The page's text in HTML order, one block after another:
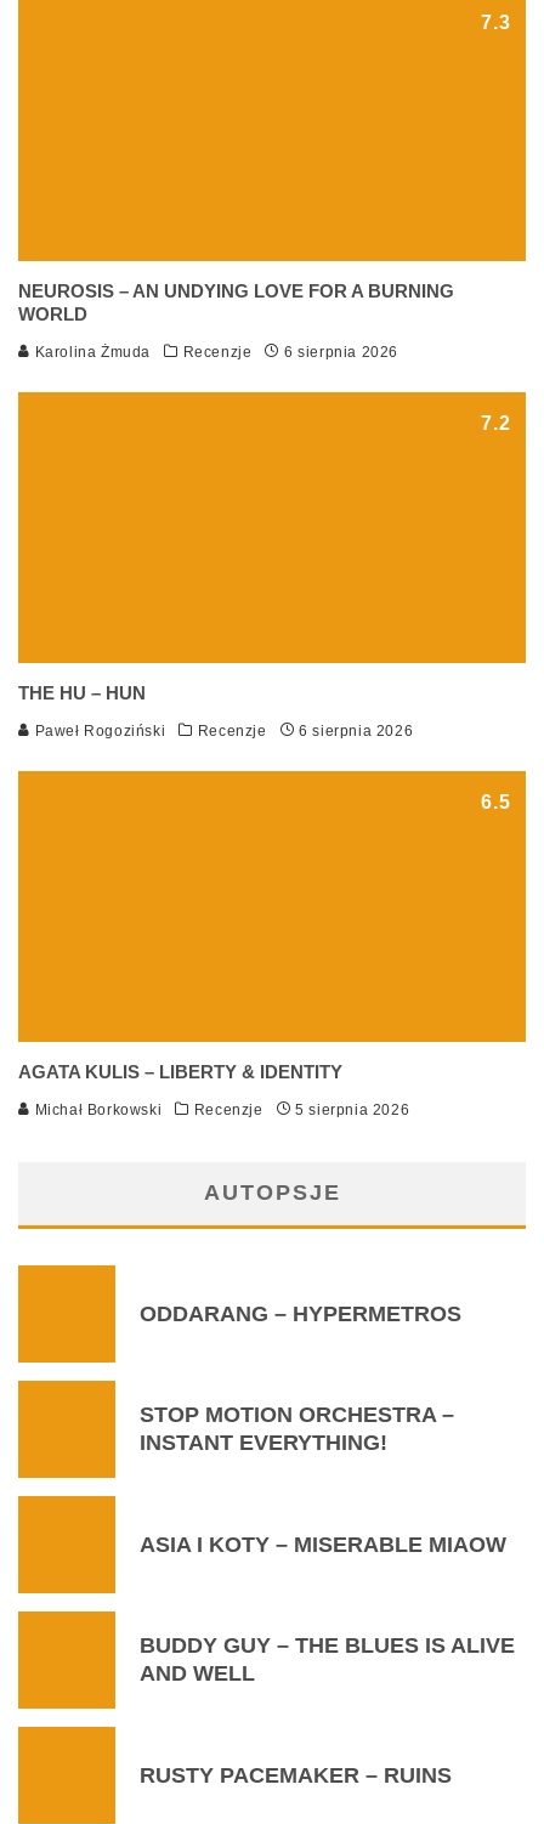
7.3
NEUROSIS – AN UNDYING LOVE FOR A BURNING
WORLD
Karolina Żmuda Recenzje 6 sierpnia 2026
7.2
THE HU – HUN
Paweł Rogoziński Recenzje 6 sierpnia 2026
6.5
AGATA KULIS – LIBERTY & IDENTITY
Michał Borkowski Recenzje 5 sierpnia 2026
AUTOPSJE
ODDARANG – HYPERMETROS
STOP MOTION ORCHESTRA –
INSTANT EVERYTHING!
ASIA I KOTY – MISERABLE MIAOW
BUDDY GUY – THE BLUES IS ALIVE
AND WELL
RUSTY PACEMAKER – RUINS